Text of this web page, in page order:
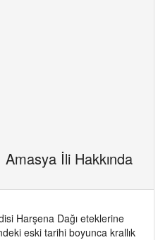
İli Hakkında
Harşena Dağı eteklerine
eski tarihi boyunca krallık